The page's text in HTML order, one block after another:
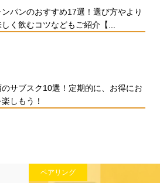
ンパンのおすすめ17選！選び方やより
しく飲むコツなどもご紹介【...
のサブスク10選！定期的に、お得にお
しもう！
ペアリング